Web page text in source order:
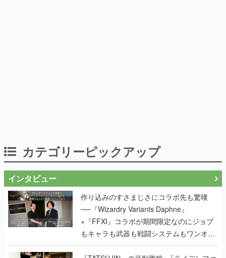
カテゴリーピックアップ
インタビュー
作り込みのすさまじさにコラボ先も驚嘆
──『Wizardry Variants Daphne』
×『FFXI』コラボが期間限定なのにジョブ
もキャラも武器も戦闘システムもワンオフ
で作り込まれた理由を両ディレクターに聞